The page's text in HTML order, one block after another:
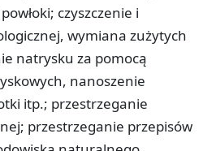
czyszczenie i
wymiana zużytych
natrysku za pomocą
nanoszenie
itp.; przestrzeganie
przestrzeganie przepisów